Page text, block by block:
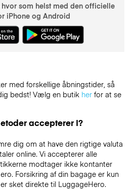
som helst med den officielle
iPhone og Android
med forskellige åbningstider, så
bedst! Vælg en butik herfor at se
accepterer I?
dig om at have den rigtige valuta
online. Vi accepterer alle
modtager ikke kontanter
Forsikring af din bagage er kun
sket direkte til LuggageHero.